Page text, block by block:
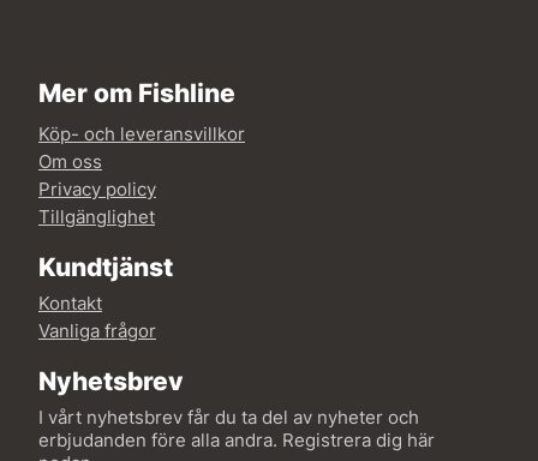
Mer om Fishline
Köp- och leveransvillkor
Om oss
Privacy policy
Tillgänglighet
Kundtjänst
Kontakt
Vanliga frågor
Nyhetsbrev
I vårt nyhetsbrev får du ta del av nyheter och
erbjudanden före alla andra. Registrera dig här